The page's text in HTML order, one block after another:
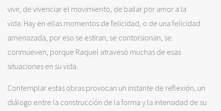
vivir, de vivenciar el movimiento, de bailar por amor a la
vida. Hay en ellas momentos de felicidad, o de una felicidad
amenazada, por eso se estiran, se contorsionan, se
conmueven, porque Raquel atravesó muchas de esas
situaciones en su vida.
Contemplar estas obras provocan un instante de reflexión, un
diálogo entre la construcción de la forma y la intensidad de su